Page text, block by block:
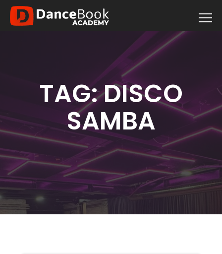
TAG:DISCO
SAMBA